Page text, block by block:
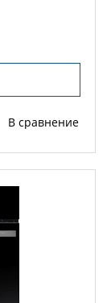
В сравнение